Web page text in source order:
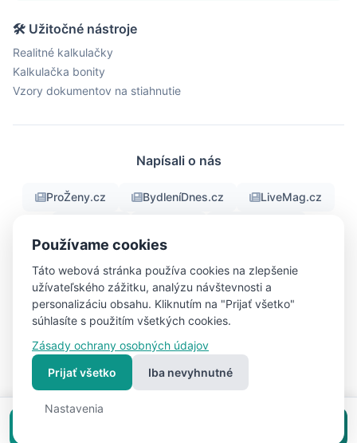
🛠 Užitočné nástroje
Realitné kalkulačky
Kalkulačka bonity
Vzory dokumentov na stiahnutie
Napísali o nás
ProŽeny.cz BydleníDnes.cz LiveMag.cz
Objektiv24.cz
© 2026 RealFree.sk - Všetky práva vyhradené
Nastavenia
Vytvorené s ❤ pre lepšie bývanie | Vytvoril
Pavel Jirouš
Používame cookies
Táto webová stránka používa cookies na zlepšenie
užívateľského zážitku, analýzu návštevnosti a
personalizáciu obsahu. Kliknutím na "Prijať všetko"
súhlasíte s použitím všetkých cookies.
Zásady ochrany osobných údajov
Prijať všetko
Iba nevyhnutné
Nastavenia